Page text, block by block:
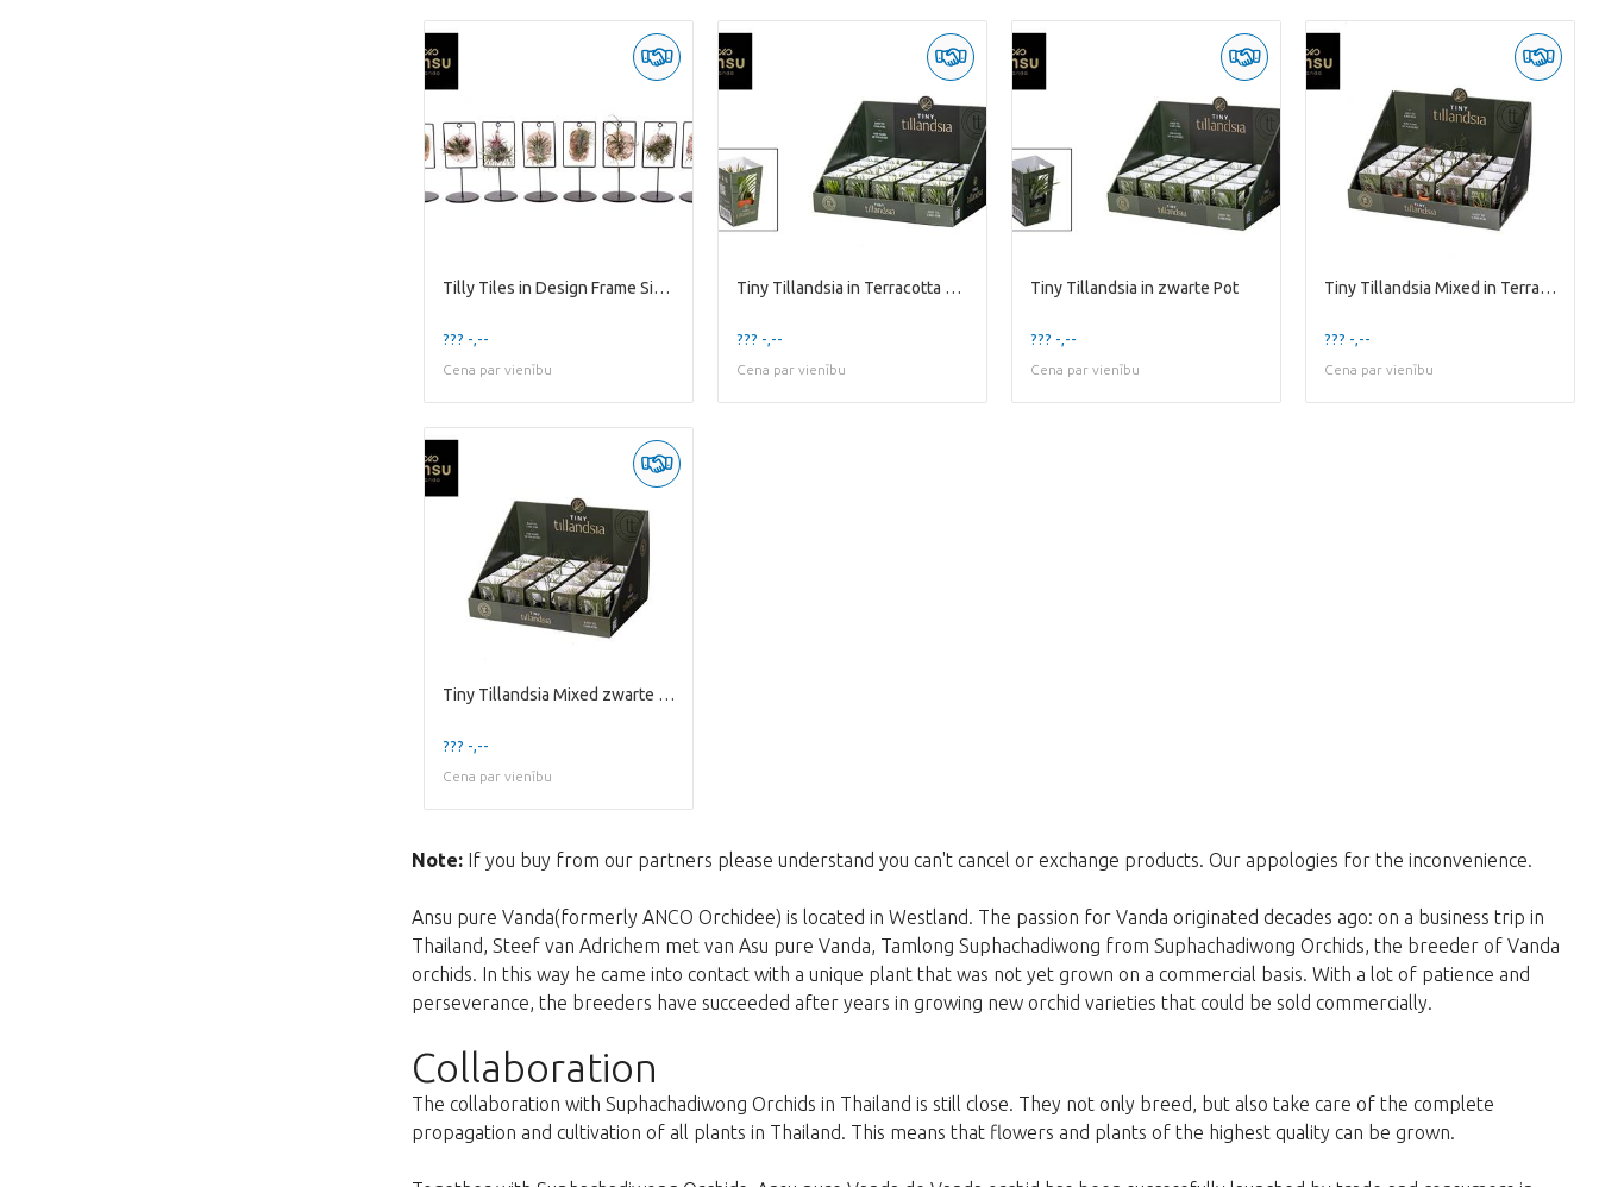
Tilly Tiles in Design Frame Single
??? -,--
Cena par vienību
Tiny Tillandsia in Terracotta Pot
??? -,--
Cena par vienību
Tiny Tillandsia in zwarte Pot
??? -,--
Cena par vienību
Tiny Tillandsia Mixed in Terracotta Pot
??? -,--
Cena par vienību
Tiny Tillandsia Mixed zwarte Pot
??? -,--
Cena par vienību
Note: If you buy from our partners please understand you can't cancel or exchange products. Our appologies for the inconvenience.
Ansu pure Vanda(formerly ANCO Orchidee) is located in Westland. The passion for Vanda originated decades ago: on a business trip in
Thailand, Steef van Adrichem met van Asu pure Vanda, Tamlong Suphachadiwong from Suphachadiwong Orchids, the breeder of Vanda
orchids. In this way he came into contact with a unique plant that was not yet grown on a commercial basis. With a lot of patience and
perseverance, the breeders have succeeded after years in growing new orchid varieties that could be sold commercially.
Collaboration
The collaboration with Suphachadiwong Orchids in Thailand is still close. They not only breed, but also take care of the complete
propagation and cultivation of all plants in Thailand. This means that flowers and plants of the highest quality can be grown.